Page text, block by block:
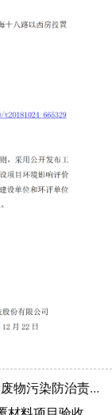
防治责任信息公开